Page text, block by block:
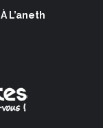
L’aneth